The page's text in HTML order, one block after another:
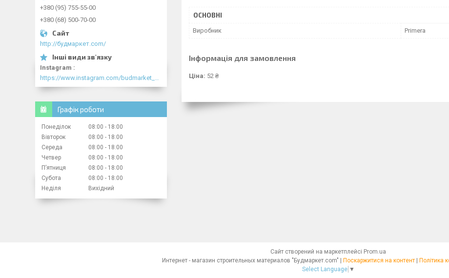
ОСНОВНІ
Виробник Primera
Інформація для замовлення
Ціна: 52 ₴
+380 (95) 755-55-00
+380 (68) 500-70-00
http://будмаркет.com/
Instagram
Графік роботи
Понеділок 08:00
18:00
Вівторок
08:00
18:00
Середа
08:00
18:00
Четвер
08:00
18:00
Пʼятниця
08:00
18:00
Субота
08:00
18:00
Неділя
Вихідний
Сайт створений на маркетплейсі Prom.ua
Интернет - магазин строительных материалов "Будмаркет.com" | Поскаржитися на контент | Політика
Select Language ▼